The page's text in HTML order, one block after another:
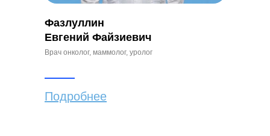
Фазлуллин
Евгений Файзиевич
Врач онколог, маммолог, уролог
Подробнее